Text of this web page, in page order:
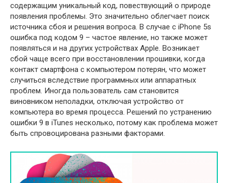
содержащим уникальный код, повествующий о природе
появления проблемы. Это значительно облегчает поиск
источника сбоя и решения вопроса. В случае с iPhone 5s
ошибка под кодом 9 – частое явление, но также может
появляться и на других устройствах Apple. Возникает
сбой чаще всего при восстановлении прошивки, когда
контакт смартфона с компьютером потерян, что может
случиться вследствие программных или аппаратных
проблем. Иногда пользователь сам становится
виновником неполадки, отключая устройство от
компьютера во время процесса. Решений по устранению
ошибки 9 в iTunes несколько, потому как проблема может
быть спровоцирована разными факторами.